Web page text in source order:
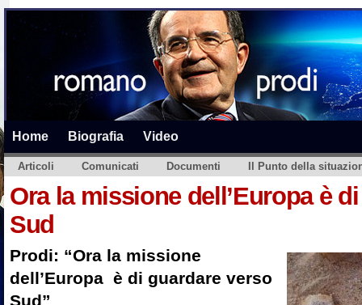
Home Biografia Video
Articoli Comunicati Documenti Il Punto della
Ora la missione dell’Europa è
Sud
Prodi: “Ora la missione
dell’Europa è di guardare verso
Sud”